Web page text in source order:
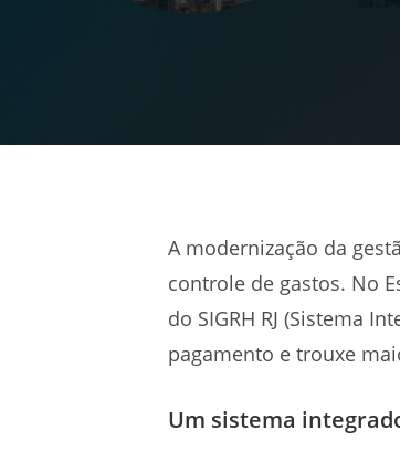
A modernização da
controle de gastos. No
do SIGRH RJ (Sistema
pagamento e trouxe
Um sistema